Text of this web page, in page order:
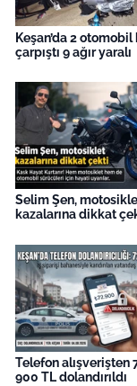
Keşan’da 2
çarpıştı 9 ağır yaralı
Selim Şen,
kazalarına dikkat
Telefon alışverişten
900 TL dolandırıldı